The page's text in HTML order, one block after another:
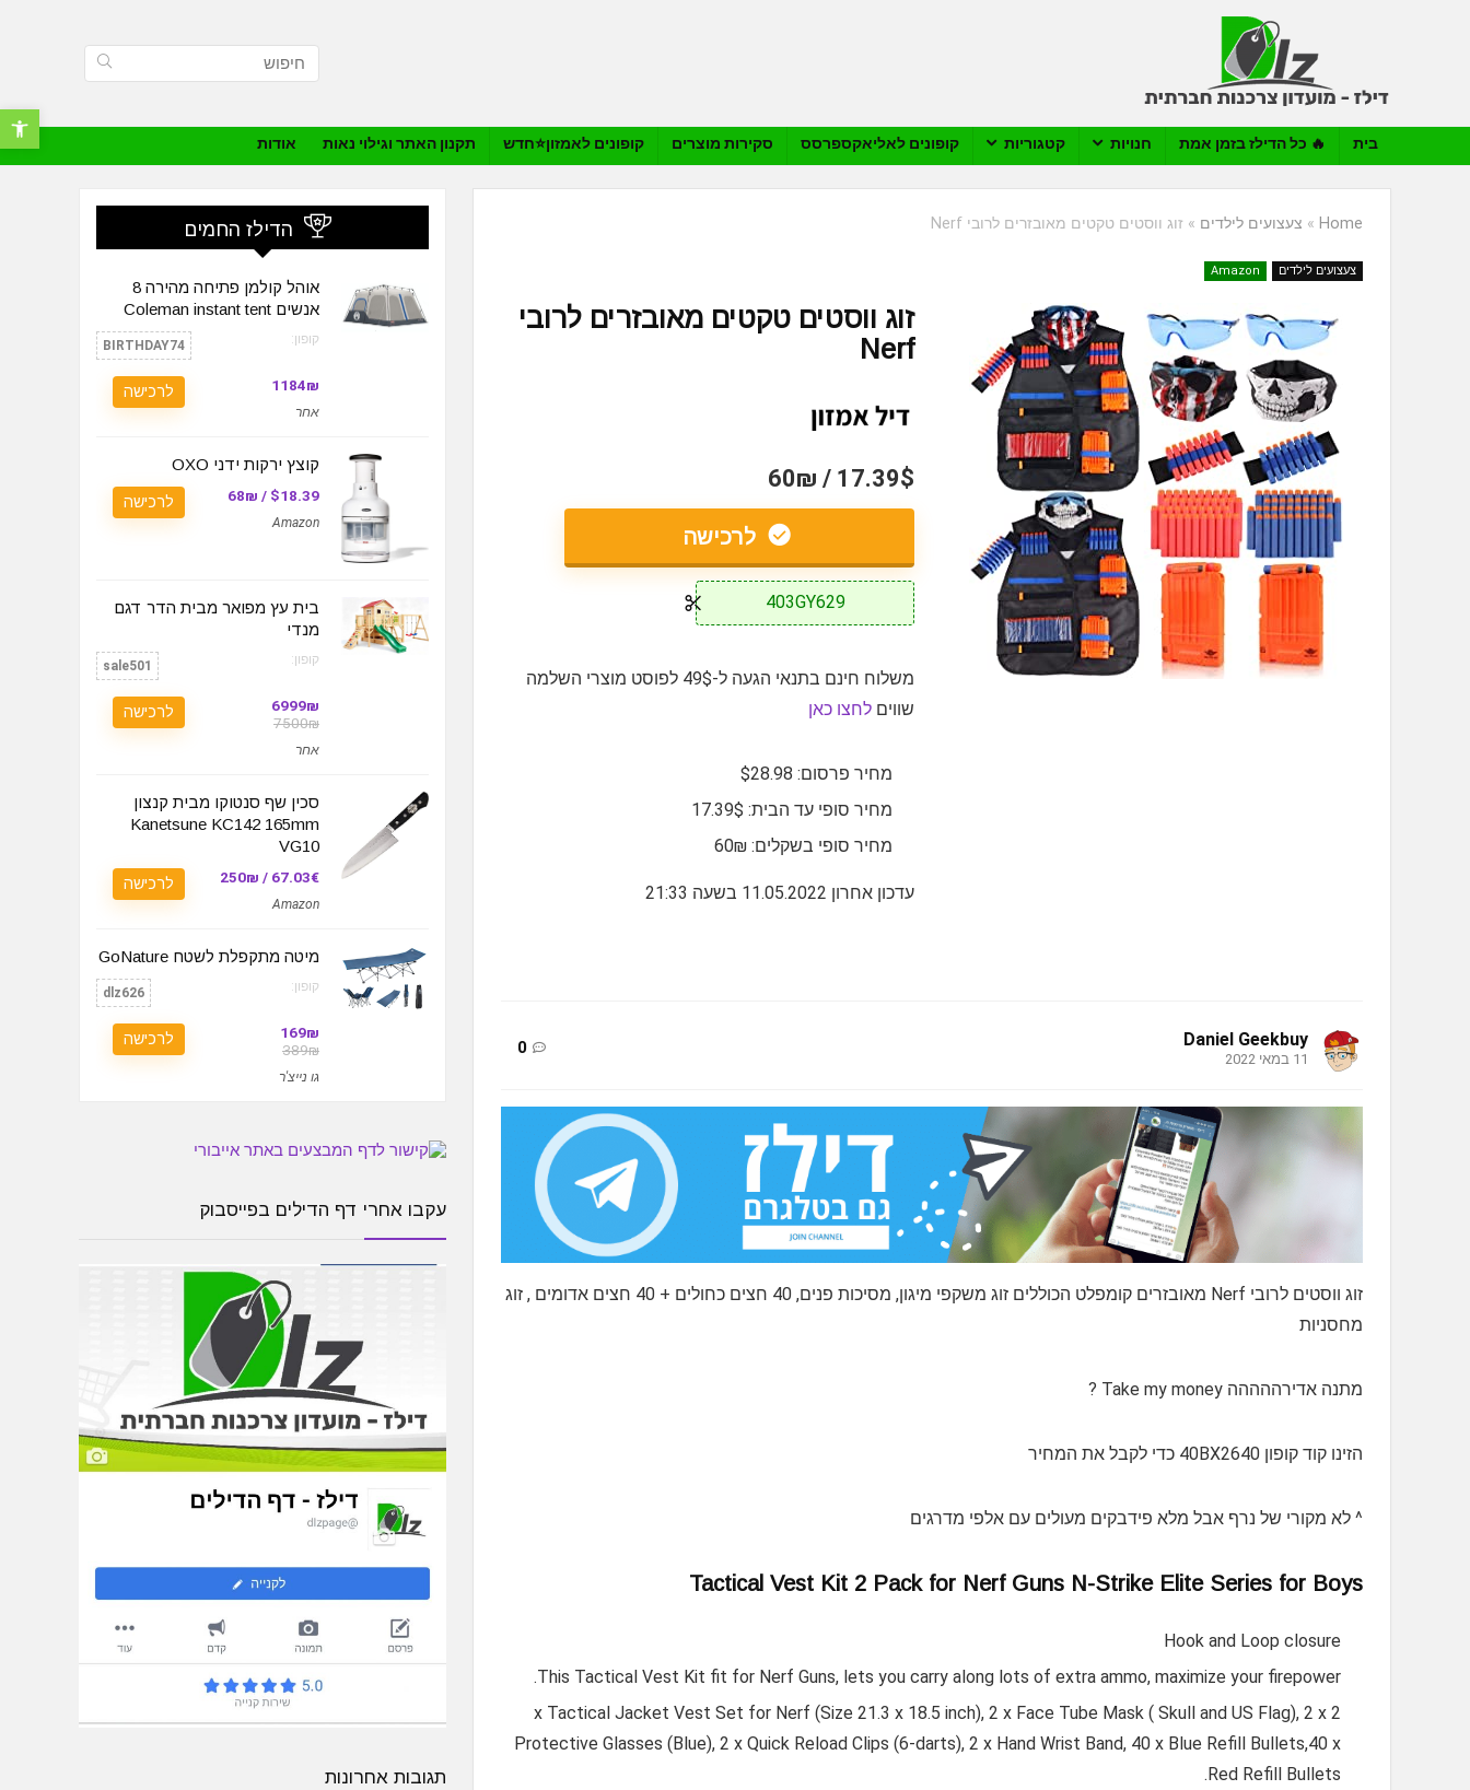
פתח
בית 🔥 כל הדילז בזמן אמת חנויות קטגוריות קופונים לאליאקספרסס סקירות מוצרים קופונים לאמזון⭐️חדש תקנון האתר וגילוי נאות אודות
Home
» צעצועים לילדים » זוג ווסטים טקטים מאובזרים לרובי Nerf
צעצועים לילדים Amazon
זוג ווסטים טקטים מאובזרים לרובי
Nerf
17.39$ / 60₪
לרכישה
403GY629
משלוח חינם בתנאי הגעה ל-49$ לפוסט מוצרי השלמה
שווים לחצו כאן
מחיר פרסום: $28.98
מחיר סופי עד הבית: 17.39$
מחיר סופי בשקלים: 60₪
עדכון אחרון 11.05.2022 בשעה 21:33
Daniel Geekbuy
11 במאי 2022
0
זוג ווסטים לרובי Nerf מאובזרים קומפלט הכוללים זוג משקפי מיגון, מסיכות פנים, 40 חצים כחולים + 40 חצים אדומים , זוג
מחסניות
מתנה אדירההההה Take my money ?
הזינו קוד קופון 40BX2640 כדי לקבל את המחיר
^ לא מקורי של נרף אבל מלא פידבקים מעולים עם אלפי מדרגים
Tactical Vest Kit 2 Pack for Nerf Guns N-Strike Elite Series for Boys
Hook and Loop closure
This Tactical Vest Kit fit for Nerf Guns, lets you carry along lots of extra ammo, maximize your firepower.
2 x Tactical Jacket Vest Set for Nerf (Size 21.3 x 18.5 inch), 2 x Face Tube Mask ( Skull and US Flag), 2 x
Protective Glasses (Blue), 2 x Quick Reload Clips (6-darts), 2 x Hand Wrist Band, 40 x Blue Refill Bullets,40 x
Red Refill Bullets.
הדילז החמים
אוהל קולמן פתיחה מהירה 8
אנשים Coleman instant tent
קופון: BIRTHDAY74
1184₪
אחר
לרכישה
קוצץ ירקות ידני OXO
$18.39 / 68₪
Amazon
לרכישה
בית עץ מפואר מבית הדר דגם
מנדי
קופון: sale501
6999₪
7500₪
אחר
לרכישה
סכין שף סנטוקו מבית קנצון
Kanetsune KC142 165mm
VG10
67.03€ / 250₪
Amazon
לרכישה
מיטה מתקפלת לשטח GoNature
קופון: dlz626
169₪
389₪
גו נייצ'ר
לרכישה
עקבו אחרי דף הדילים בפייסבוק
תגובות אחרונות